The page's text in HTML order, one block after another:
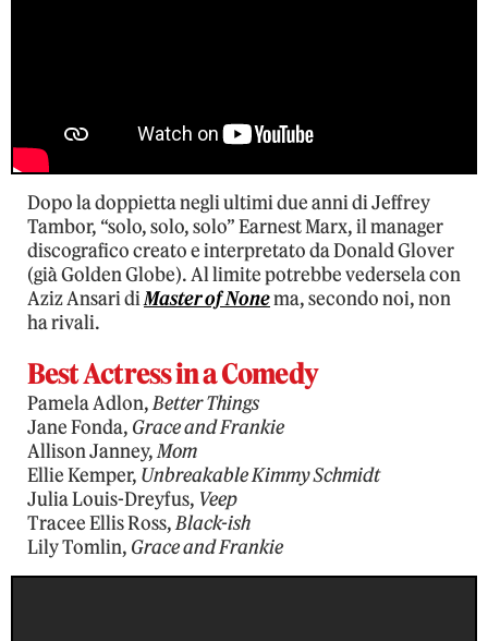
Dopo la doppietta negli ultimi due anni di Jeffrey
Tambor, “solo, solo, solo” Earnest Marx, il manager
discografico creato e interpretato da Donald Glover
(già Golden Globe). Al limite potrebbe vedersela con
Aziz Ansari diMaster of Nonema, secondo noi, non
ha rivali.
Best Actress in a Comedy
Pamela Adlon,Better Things
Jane Fonda, Grace and Frankie
Allison Janney,Mom
Ellie Kemper, Unbreakable Kimmy Schmidt
Julia Louis-Dreyfus, Veep
Tracee Ellis Ross,Black-ish
Lily Tomlin, Grace and Frankie